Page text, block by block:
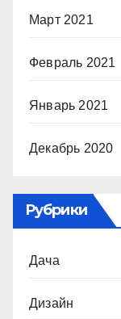
Март 2021
Февраль 2021
Январь 2021
Декабрь 2020
Рубрики
Дача
Дизайн